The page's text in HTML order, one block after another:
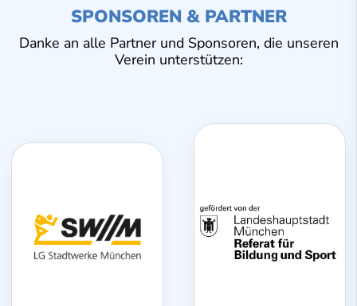
SPONSOREN & PARTNER
Danke an alle Partner und Sponsoren, die unseren
Verein unterstützen: